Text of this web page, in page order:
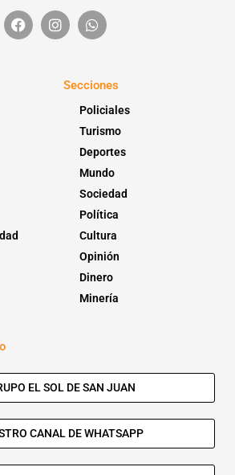
Secciones
Policiales
Turismo
Deportes
Mundo
Sociedad
Política
Cultura
Opinión
Dinero
Minería
EL SOL DE SAN JUAN
CANAL DE WHATSAPP